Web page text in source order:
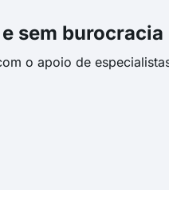
sem burocracia
o apoio de